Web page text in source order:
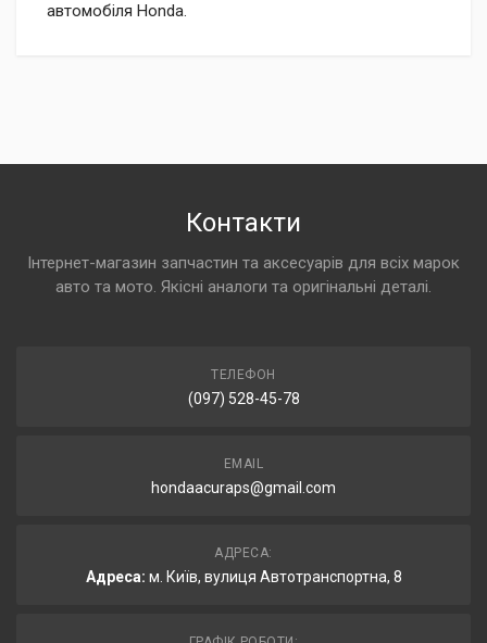
автомобіля Honda.
Контакти
Інтернет-магазин запчастин та аксесуарів для всіх марок
авто та мото. Якісні аналоги та оригінальні деталі.
ТЕЛЕФОН
(097) 528-45-78
EMAIL
hondaacuraps@gmail.com
АДРЕСА:
Адреса: м. Київ, вулиця Автотранспортна, 8